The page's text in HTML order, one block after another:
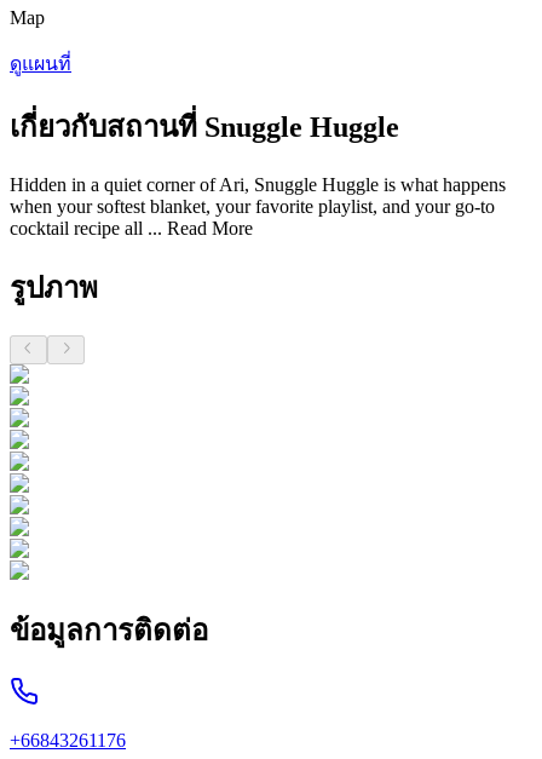
Map
ดูแผนที่
เกี่ยวกับสถานที่ Snuggle Huggle
Hidden in a quiet corner of Ari, Snuggle Huggle is what happens
when your softest blanket, your favorite playlist, and your go-to
cocktail recipe all ... Read More
รูปภาพ
ข้อมูลการติดต่อ
+66843261176